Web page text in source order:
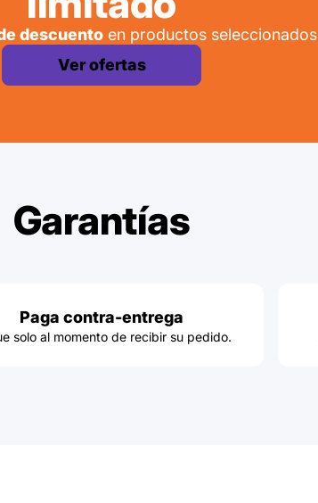
descuento en productos seleccionados
Ver ofertas
Garantías
Paga contra-entrega
solo al momento de recibir su pedido.